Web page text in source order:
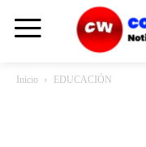
Inicio EDUCACIÓN